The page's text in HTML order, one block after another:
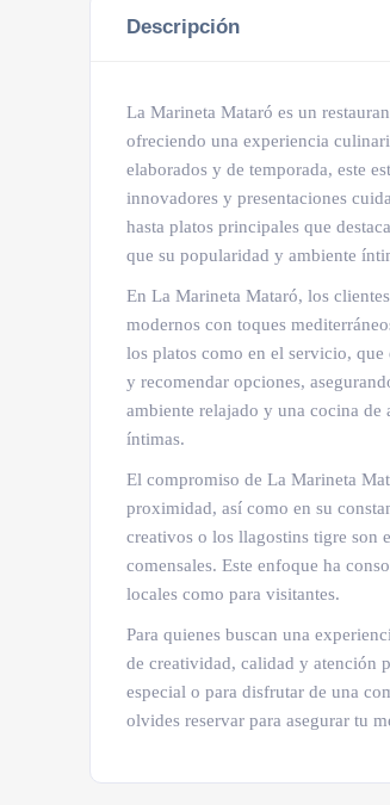
Descripción
La Marineta Mataró es un
ofreciendo una experiencia
elaborados y de temporada, este
innovadores y presentaciones
hasta platos principales que
que su popularidad y ambiente
En La Marineta Mataró, los
modernos con toques
los platos como en el servicio, que
y recomendar opciones,
ambiente relajado y una cocina de
íntimas.
El compromiso de La Marineta
proximidad, así como en su
creativos o los llagostins tigre son
comensales. Este enfoque ha
locales como para visitantes.
Para quienes buscan una
de creatividad, calidad y atención
especial o para disfrutar de una
olvides reservar para asegurar tu